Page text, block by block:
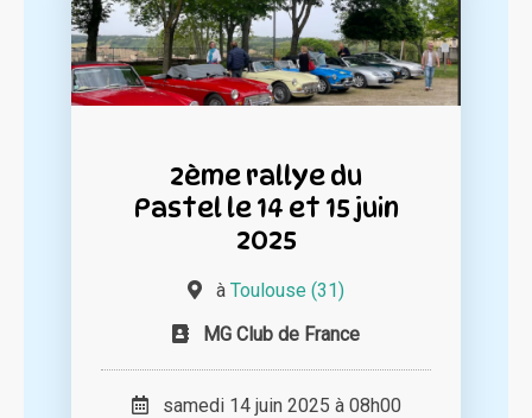
2ème rallye du
Pastel le 14 et 15 juin
2025
à Toulouse (31)
MG Club de France
samedi 14 juin 2025 à 08h00